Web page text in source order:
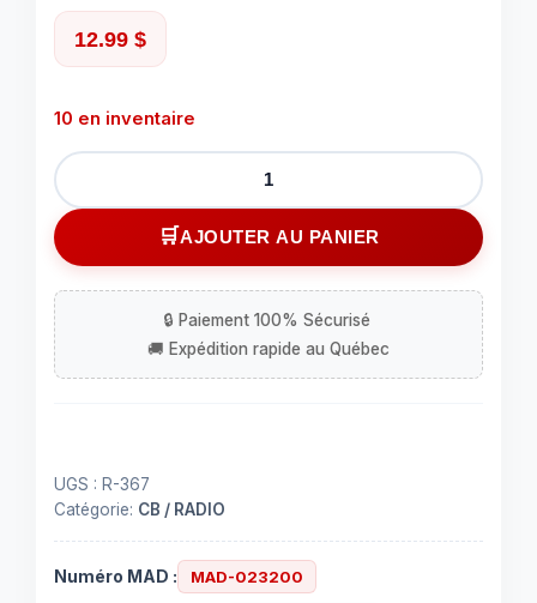
12.99 $
10 en inventaire
quantité
de
Mini
radio
AJOUTER AU PANIER
UGS : R-367
Catégorie: CB / RADIO
Numéro MAD : MAD-023200